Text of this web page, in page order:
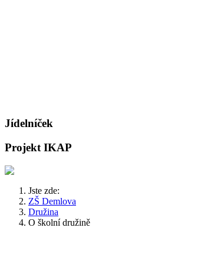
Jídelníček
Projekt IKAP
Jste zde:
ZŠ Demlova
Družina
O školní družině